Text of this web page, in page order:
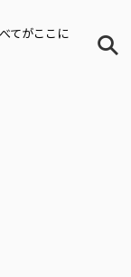
てがここに